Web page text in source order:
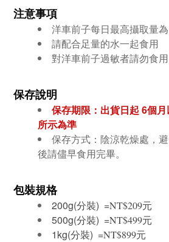
注意事項
洋車前子每日最高攝取量
請配合足量的水一起食用
對洋車前子過敏者請勿食用
保存說明
保存期限：出貨日起 6個月
所示為準
保存方式：陰涼乾燥處，
後請儘早食用完畢。
包裝規格
200g(分裝) =NT$209元
500g(分裝) =NT$499元
1kg(分裝) =NT$899元